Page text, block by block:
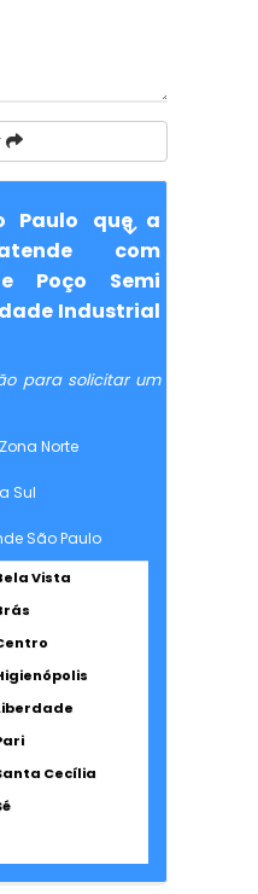
Paulo que a
com
Poço Semi
Industrial
para solicitar um
Zona Norte
Sul
São Paulo
Vista
Cecília